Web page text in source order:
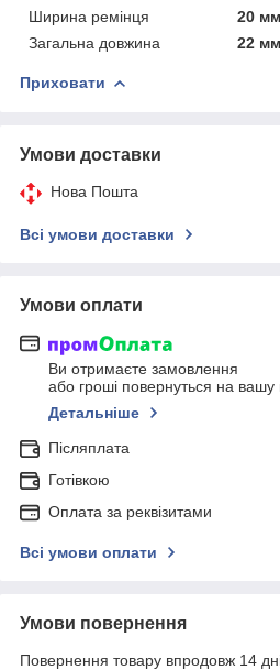
Ширина ремінця
20 мм
Загальна довжина
22 мм
Приховати
Умови доставки
Нова Пошта
Всі умови доставки
Умови оплати
Ви отримаєте замовлення
або гроші повернуться на вашу
Детальніше
Післяплата
Готівкою
Оплата за реквізитами
Всі умови оплати
Умови повернення
Повернення товару впродовж 14